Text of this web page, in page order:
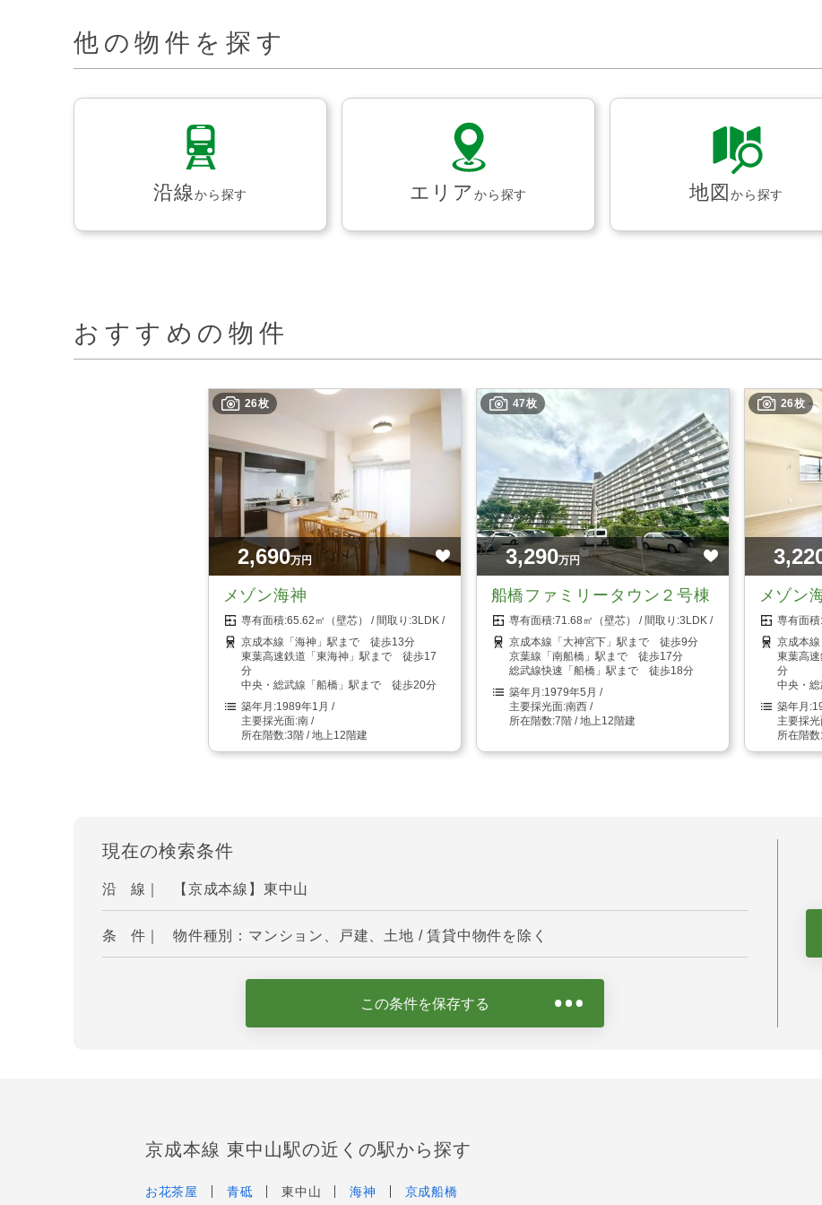
他の物件を探す
沿線から探す エリアから探す 地図から探す
おすすめの物件
26枚
2,690万円
メゾン海神
65.62㎡（壁芯）
3LDK
京成本線「海神」駅まで 徒歩13分
東葉高速鉄道「東海神」駅まで 徒歩17
分
中央・総武線「船橋」駅まで 徒歩20分
1989年1月
南
3階 / 地上12階建
47枚
3,290万円
船橋ファミリータウン２号棟
71.68㎡（壁芯）
3LDK
京成本線「大神宮下」駅まで 徒歩9分
京葉線「南船橋」駅まで 徒歩17分
総武線快速「船橋」駅まで 徒歩18分
1979年5月
南西
7階 / 地上12階建
26枚
メゾン
京成本
東葉高
分
中央・
現在の検索条件
沿 線｜ 【京成本線】東中山
条 件｜ 物件種別：マンション、戸建、土地 / 賃貸中物件を除く
この条件を保存する
京成本線 東中山駅の近くの駅から探す
お花茶屋 青砥 東中山 海神 京成船橋